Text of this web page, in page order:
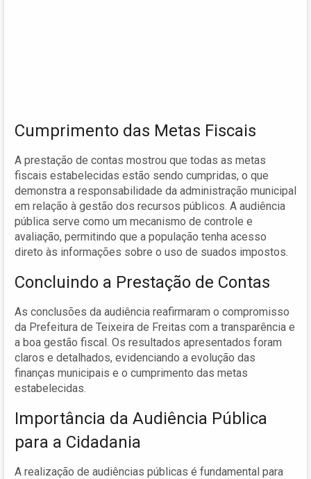
Cumprimento das Metas Fiscais
A prestação de contas mostrou que todas as metas
fiscais estabelecidas estão sendo cumpridas, o que
demonstra a responsabilidade da administração municipal
em relação à gestão dos recursos públicos. A audiência
pública serve como um mecanismo de controle e
avaliação, permitindo que a população tenha acesso
direto às informações sobre o uso de suados impostos.
Concluindo a Prestação de Contas
As conclusões da audiência reafirmaram o compromisso
da Prefeitura de Teixeira de Freitas com a transparência e
a boa gestão fiscal. Os resultados apresentados foram
claros e detalhados, evidenciando a evolução das
finanças municipais e o cumprimento das metas
estabelecidas.
Importância da Audiência Pública
para a Cidadania
A realização de audiências públicas é fundamental para